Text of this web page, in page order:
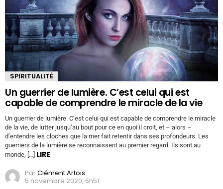
SPIRITUALITÉ
Un guerrier de lumière. C’est celui qui est
capable de comprendre le miracle de la vie
Un guerrier de lumière. C’est celui qui est capable de comprendre le miracle
de la vie, de lutter jusqu’au bout pour ce en quoi il croit, et – alors –
d’entendre les cloches que la mer fait retentir dans ses profondeurs. Les
guerriers de la lumière se reconnaissent au premier regard. Ils sont au
monde, […] LIRE
ParClément Artois
5 novembre 2020, 6h51